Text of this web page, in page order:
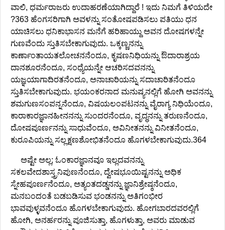
ವಾಲಿ, ಧರ್ಮರಾಜರು ಉದಾಹರಣೆಯಾಗಿದ್ದಾರೆ ! ಇದು ನಿಮಗೆ ತಿಳಿಯದೇ
?363 ಹೆಂಗಸರಿಗಾಗಿ ಅವಳನ್ನು ಸಂತೋಷಪಡಿಸಲು ಪತಿಯು ಧನ
ಯಾಚಿಸಲು ಧನಿಕಾಭಾಸನ ಮನೆಗೆ ಹರಿಹಾಯ್ದು ಅವನ ದೋಷಗಳನ್ನೇ
ಗುಣವೆಂದು ಸ್ತುತಿಸಬೇಕಾಗುವುದು. ಒಕ್ಕಣ್ಣನನ್ನು
ಕಾರ್ಣಾಂತಾಯತಲೋಚನನೆಂದೂ, ಕೃಷಣನಿಧಿಯನ್ನು ಔದಾರಾಶ್ರಯ
ದಾನಶೂರನೆಂದೂ, ಸಂಧ್ಯೆಯನ್ನೇ ಆಚರಿಸದವನನ್ನು
ಯಜ್ಞಯಾಗಾದಿರತನೆಂದೂ, ಅನಾಚಾರಿಯನ್ನು ಸದಾಚಾರಿತನೆಂದೂ
ಸ್ತುತಿಸಬೇಕಾಗುವುದು. ಭಯಂಕರನಾದ ಮನುಷ್ಯನಲ್ಲಿಗೆ ಹೋಗಿ ಅವನನ್ನು
ಶಮಗುಣಸಂಪನ್ನನೆಂದೂ, ವಿಷಯಲಂಪಟನನ್ನು ವೈರಾಗ್ಯ ನಿಧಿಯೆಂದೂ,
ಕಾರಾಕಾರಜ್ಞಾನಹೀನನನ್ನು ಸುಂದರನೆಂದೂ, ವೃದ್ಧನನ್ನು ತರುಣನೆಂದೂ,
ದೋಷಪೂರ್ಣನನ್ನು ಸಾಧುವೆಂದೂ, ಅವಿನೀತನನ್ನು ವಿನೀತನೆಂದೂ,
ಕುರೂಪಿಯನ್ನು ಸಲ್ಲಕ್ಷಣಶೋಭಿತನೆಂದೂ ಹೊಗಳಬೇಕಾಗುವುದು.364
ಅಷ್ಟೇ ಅಲ್ಲ; ಓಂಕಾರಜ್ಞಾನವೂ ಇಲ್ಲದವನನ್ನು
ಸಕಲವೇದಶಾಸ್ತ್ರನಿಪುಣನೆಂದೂ, ದ್ವೇಷಭೂಯಿಷ್ಟನನ್ನು ಅಧಿಕ
ಸ್ನೇಹಪೂರ್ಣನೆಂದೂ, ಅತ್ಯಂತದಡ್ಡನನ್ನು ಜ್ಞಾನಿಶ್ರೇಷ್ಠನೆಂದೂ,
ಮನಬಂದಂತೆ ಬಡಬಡಿಸುವ ಭಂಡನನ್ನು ಅತಿಗಂಭೀರ
ಭಾವವುಳ್ಳವನೆಂದೂ ಹೊಗಳಬೇಕಾಗುವುದು. ಹೋಗಬಾರದವರಲ್ಲಿಗೆ
ಹೋಗಿ, ಅನರ್ಹರನ್ನು ಪೂಜಿಸುತ್ತಾ, ಹೊಗಳುತ್ತಾ, ಅವರು ಮಾಡುವ